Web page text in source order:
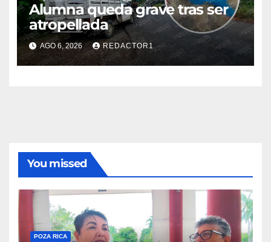
Alumna queda grave tras ser
atropellada
AGO 6, 2026 REDACTOR1
You missed
POZA RICA